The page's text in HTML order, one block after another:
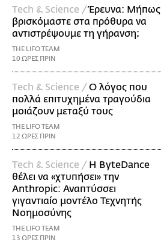
Τech & Science /Έρευνα: Μήπως
βρισκόμαστε στα πρόθυρα να
αντιστρέψουμε τη γήρανση;
THE LIFO TEAM
10 ΩΡΕΣ ΠΡΙΝ
Τech & Science / Ο λόγος που
πολλά επιτυχημένα τραγούδια
μοιάζουν μεταξύ τους
THE LIFO TEAM
12 ΩΡΕΣ ΠΡΙΝ
Τech & Science / Η ByteDance
θέλει να «χτυπήσει» την
Anthropic: Αναπτύσσει
γιγαντιαίο μοντέλο Τεχνητής
Νοημοσύνης
THE LIFO TEAM
13 ΩΡΕΣ ΠΡΙΝ